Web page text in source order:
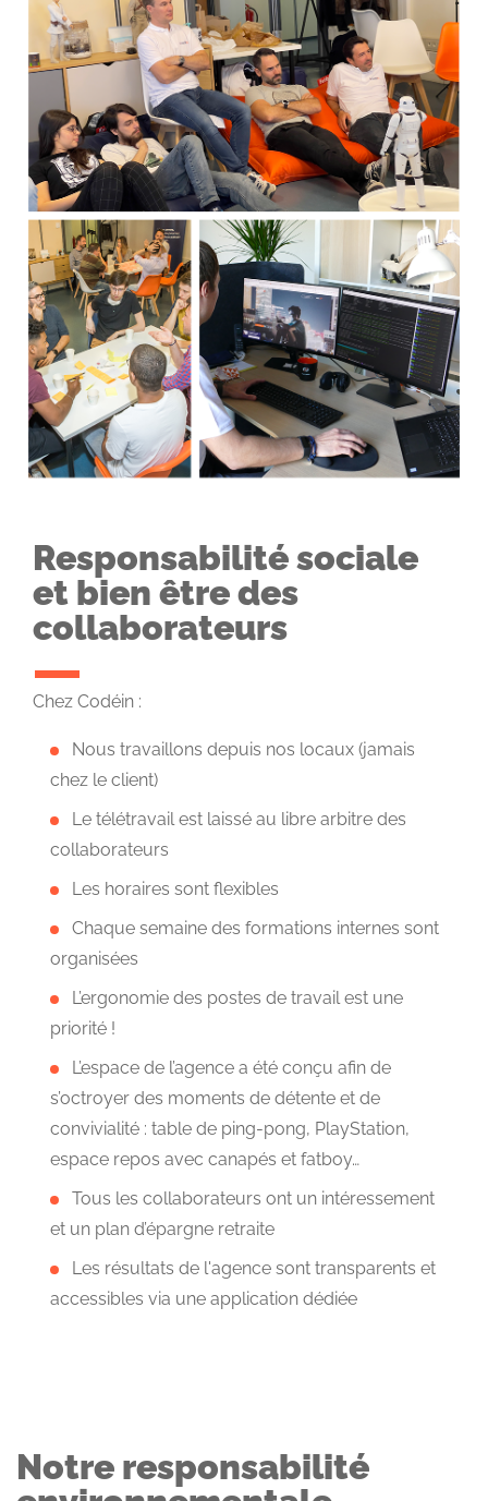
Responsabilité sociale
et bien être des
collaborateurs
Chez Codéin :
Nous travaillons depuis nos locaux (jamais
chez le client)
Le télétravail est laissé au libre arbitre des
collaborateurs
Les horaires sont flexibles
Chaque semaine des formations internes sont
organisées
L’ergonomie des postes de travail est une
priorité !
L’espace de l’agence a été conçu afin de
s’octroyer des moments de détente et de
convivialité : table de ping-pong, PlayStation,
espace repos avec canapés et fatboy…
Tous les collaborateurs ont un intéressement
et un plan d’épargne retraite
Les résultats de l'agence sont transparents et
accessibles via une application dédiée
Notre responsabilité